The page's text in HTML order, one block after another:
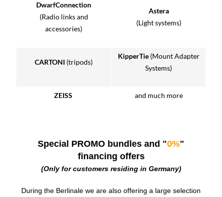
DwarfConnection
(Radio links and
accessories)
Astera
(Light systems)
CARTONI (tripods)
KipperTie(Mount Adapter
Systems)
ZEISS and much more
Special PROMO bundles and "0%"
financing offers
(Only for customers residing in Germany)
During the Berlinale we are also offering a large selection